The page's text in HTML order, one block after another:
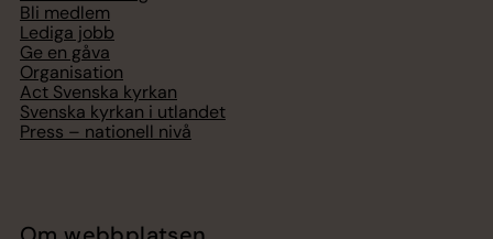
Bli medlem
Lediga jobb
Ge en gåva
Organisation
Act Svenska kyrkan
Svenska kyrkan i utlandet
Press – nationell nivå